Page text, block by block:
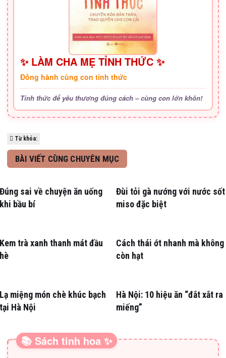
✨ LÀM CHA MẸ TỈNH THỨC ✨
Đồng hành cùng con tỉnh thức
Tỉnh thức để yêu thương đúng cách – cùng con lớn khôn!
Từ khóa:
BÀI VIẾT CÙNG CHUYÊN MỤC
Đúng sai về chuyện ăn uống
khi bầu bí
Đùi tỏi gà nướng với nước sốt
miso đặc biệt
Kem trà xanh thanh mát đầu
hè
Cách thái ớt nhanh mà không
còn hạt
Lạ miệng món chè khúc bạch
tại Hà Nội
Hà Nội: 10 hiệu ăn “đắt xắt ra
miếng”
SÁCH HAY CHO BA MẸ
📚 Sách tinh hoa ✨